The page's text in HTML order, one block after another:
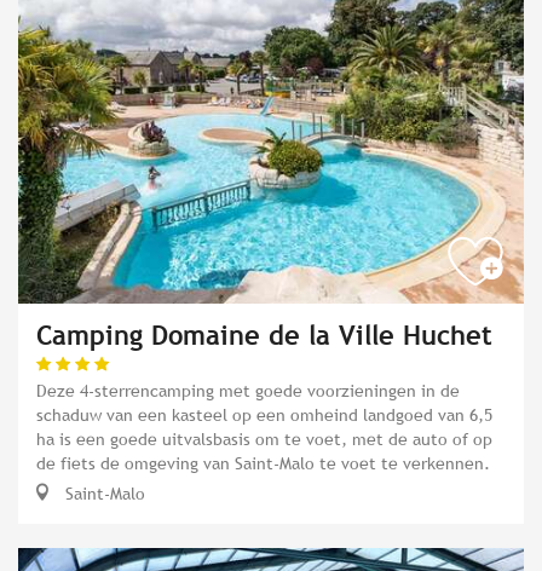
Camping Domaine de la Ville Huchet
Deze 4-sterrencamping met goede voorzieningen in de
schaduw van een kasteel op een omheind landgoed van 6,5
ha is een goede uitvalsbasis om te voet, met de auto of op
de fiets de omgeving van Saint-Malo te voet te verkennen.
Saint-Malo